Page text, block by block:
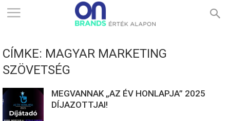
ONBRANDS
ÉRTÉK
CÍMKE: MAGYAR MARKETING
SZÖVETSÉG
MEGVANNAK „AZ ÉV HONLAPJA” 2025
DÍJAZOTTJAI!